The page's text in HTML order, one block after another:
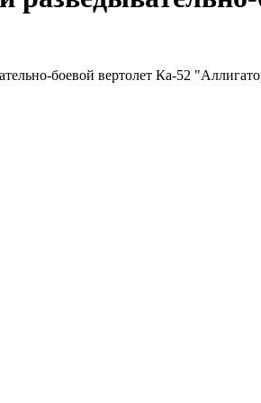
боевой вертолет Ка-52